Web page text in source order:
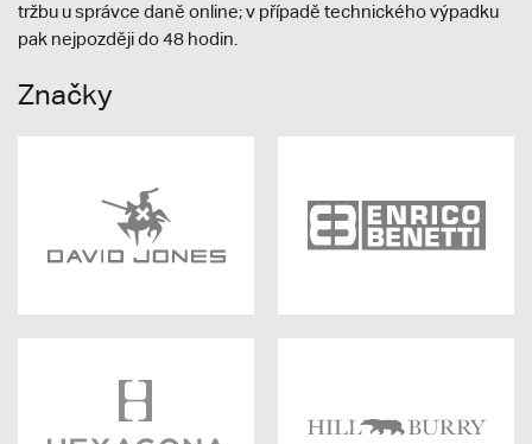
tržbu u správce daně online; v případě technického výpadku
pak nejpozději do 48 hodin.
Značky